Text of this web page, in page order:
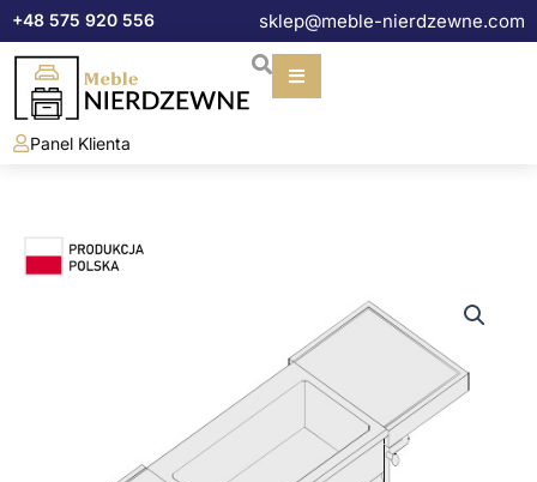
do+48 575 920 556 sklep@meble-nierdzewne.com
Panel Klienta